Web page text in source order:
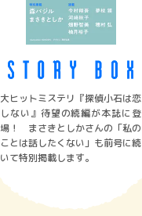
大ヒットミステリ『探偵小石は恋
しない』待望の続編が本誌に登
場！ まさきとしかさんの「私の
ことは話したくない」も前号に続
いて特別掲載します。